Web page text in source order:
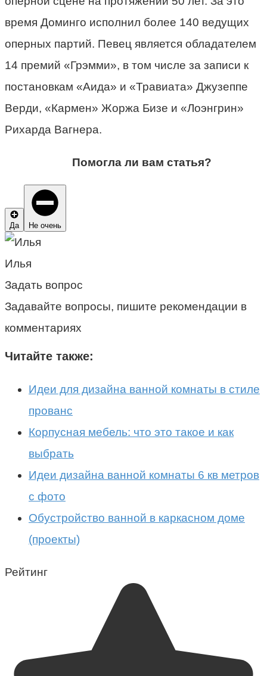
время Доминго исполнил более 140 ведущих
оперных партий. Певец является обладателем
14 премий «Грэмми», в том числе за записи к
постановкам «Аида» и «Травиата» Джузеппе
Верди, «Кармен» Жоржа Бизе и «Лоэнгрин»
Рихарда Вагнера.
Помогла ли вам статья?
Да Не очень
Илья
Задать вопрос
Задавайте вопросы, пишите рекомендации в
комментариях
Читайте также:
Идеи для дизайна ванной комнаты в стиле
прованс
Корпусная мебель: что это такое и как
выбрать
Идеи дизайна ванной комнаты 6 кв метров
с фото
Обустройство ванной в каркасном доме
(проекты)
Рейтинг